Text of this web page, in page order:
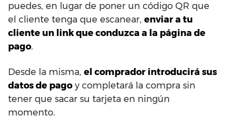
puedes, en lugar de poner un código QR que
el cliente tenga que escanear, enviar a tu
cliente un link que conduzca a la página de
pago.
Desde la misma, el comprador introducirá sus
datos de pago y completará la compra sin
tener que sacar su tarjeta en ningún
momento.